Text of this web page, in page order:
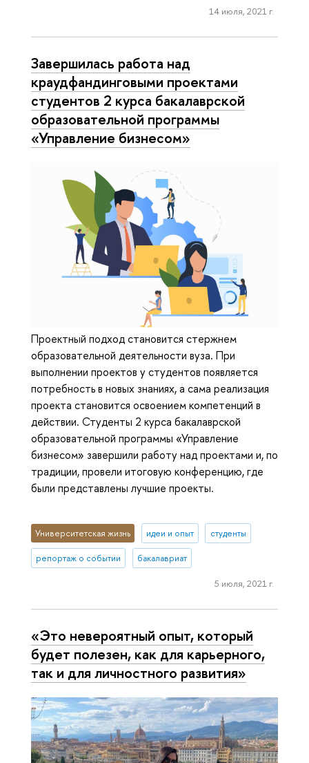
14 июля, 2021 г.
Завершилась работа над
краудфандинговыми проектами
студентов 2 курса бакалаврской
образовательной программы
«Управление бизнесом»
Проектный подход становится стержнем
образовательной деятельности вуза. При
выполнении проектов у студентов появляется
потребность в новых знаниях, а сама реализация
проекта становится освоением компетенций в
действии. Студенты 2 курса бакалаврской
образовательной программы «Управление
бизнесом» завершили работу над проектами и, по
традиции, провели итоговую конференцию, где
были представлены лучшие проекты.
Университетская жизнь идеи и опыт студенты
репортаж о событии бакалавриат
5 июля, 2021 г.
«Это невероятный опыт, который
будет полезен, как для карьерного,
так и для личностного развития»